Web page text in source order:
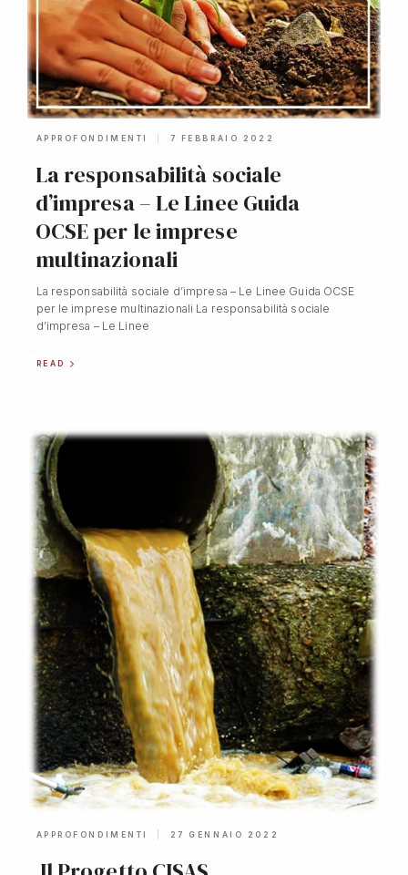
APPROFONDIMENTI 7 FEBBRAIO 2022
La responsabilità sociale
d’impresa – Le Linee Guida
OCSE per le imprese
multinazionali
La responsabilità sociale d’impresa – Le Linee Guida OCSE
per le imprese multinazionali La responsabilità sociale
d’impresa – Le Linee
READ
APPROFONDIMENTI 27 GENNAIO 2022